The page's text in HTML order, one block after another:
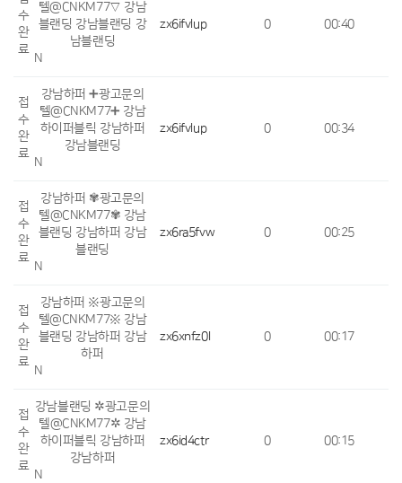
수
완
료
텔@CNKM77▽ 강남
블랜딩 강남블랜딩 강
남블랜딩
N
zx6ifvlup 0 00:40
접
수
완
료
강남하퍼 ➕광고문의
텔@CNKM77➕ 강남
하이퍼블릭 강남하퍼
강남블랜딩
N
zx6ifvlup 0 00:34
접
수
완
료
강남하퍼 ✾광고문의
텔@CNKM77✾ 강남
블랜딩 강남하퍼 강남
블랜딩
N
zx6ra5fvw 0 00:25
접
수
완
료
강남하퍼 ※광고문의
텔@CNKM77※ 강남
블랜딩 강남하퍼 강남
하퍼
N
zx6xnfz0l 0 00:17
접
수
완
료
강남블랜딩 ✲광고문의
텔@CNKM77✲ 강남
하이퍼블릭 강남하퍼
강남하퍼
N
zx6id4ctr 0 00:15